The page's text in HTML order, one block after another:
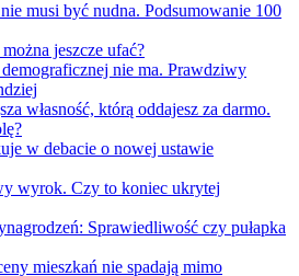
musi być nudna. Podsumowanie 100
jeszcze ufać?
nie ma. Prawdziwy
własność, którą oddajesz za darmo.
w debacie o nowej ustawie
wyrok. Czy to koniec ukrytej
Sprawiedliwość czy pułapka
mieszkań nie spadają mimo